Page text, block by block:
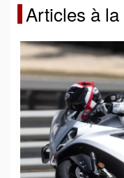
Articles à